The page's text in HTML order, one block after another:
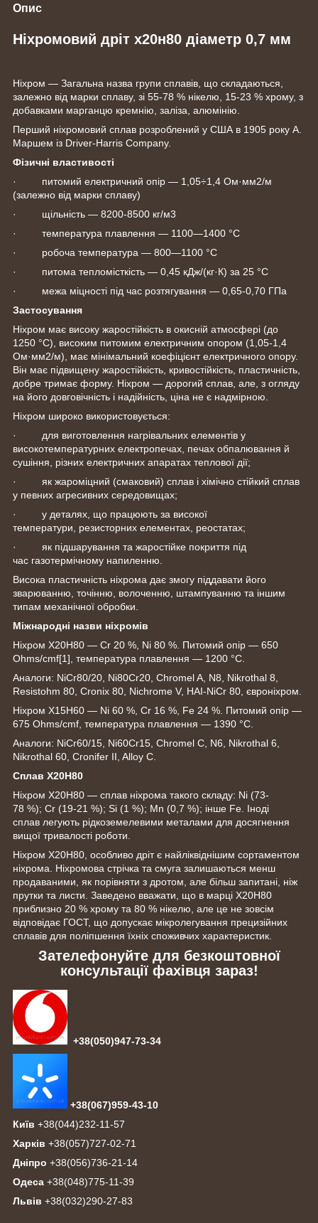
Опис
Ніхромовий дріт х20н80 діаметр 0,7 мм
Ніхром — Загальна назва групи сплавів, що складаються,
залежно від марки сплаву, зі 55-78 % нікелю, 15-23 % хрому, з
добавками марганцю кремнію, заліза, алюмінію.
Перший ніхромовий сплав розроблений у США в 1905 року А.
Маршем із Driver-Harris Company.
Фізичні властивості
· питомий електричний опір — 1,05÷1,4 Ом·мм2/м
(залежно від марки сплаву)
· щільність — 8200-8500 кг/м3
· температура плавлення — 1100—1400 °C
· робоча температура — 800—1100 °C
· питома тепломісткість — 0,45 кДж/(кг·К) за 25 °C
· межа міцності під час розтягування — 0,65-0,70 ГПа
Застосування
Ніхром має високу жаростійкість в окисній атмосфері (до
1250 °C), високим питомим електричним опором (1,05-1,4
Ом·мм2/м), має мінімальний коефіцієнт електричного опору.
Він має підвищену жаростійкість, кривостійкість, пластичність,
добре тримає форму. Ніхром — дорогий сплав, але, з огляду
на його довговічність і надійність, ціна не є надмірною.
Ніхром широко використовується:
· для виготовлення нагрівальних елементів у
високотемпературних електропечах, печах обпалювання й
сушіння, різних електричних апаратах теплової дії;
· як жароміцний (смаковий) сплав і хімічно стійкий сплав
у певних агресивних середовищах;
· у деталях, що працюють за високої
температури, резисторних елементах, реостатах;
· як підшарування та жаростійке покриття під
час газотермічному напиленню.
Висока пластичність ніхрома дає змогу піддавати його
зварюванню, точінню, волоченню, штампуванню та іншим
типам механічної обробки.
Міжнародні назви ніхромів
Ніхром Х20Н80 — Cr 20 %, Ni 80 %. Питомий опір — 650
Ohms/cmf[1], температура плавлення — 1200 °C.
Аналоги: NiCr80/20, Ni80Cr20, Chromel A, N8, Nikrothal 8,
Resistohm 80, Cronix 80, Nichrome V, HAI-NiCr 80, євроніхром.
Ніхром Х15Н60 — Ni 60 %, Cr 16 %, Fe 24 %. Питомий опір —
675 Ohms/cmf, температура плавлення — 1390 °C.
Аналоги: NiCr60/15, Ni60Cr15, Chromel C, N6, Nikrothal 6,
Nikrothal 60, Cronifer II, Alloy C.
Сплав Х20Н80
Ніхром Х20Н80 — сплав ніхрома такого складу: Ni (73-
78 %); Cr (19-21 %); Si (1 %); Mn (0,7 %); інше Fe. Іноді
сплав легують рідкоземелевими металами для досягнення
вищої тривалості роботи.
Ніхром Х20Н80, особливо дріт є найліквіднішим сортаментом
ніхрома. Ніхромова стрічка та смуга залишаються менш
продаваними, як порівняти з дротом, але більш запитані, ніж
прутки та листи. Заведено вважати, що в марці Х20Н80
приблизно 20 % хрому та 80 % нікелю, але це не зовсім
відповідає ГОСТ, що допускає мікролегування прецизійних
сплавів для поліпшення їхніх споживчих характеристик.
Зателефонуйте для безкоштовної
консультації фахівця зараз!
+38(050)947-73-34
+38(067)959-43-10
Київ +38(044)232-11-57
Харків +38(057)727-02-71
Дніпро +38(056)736-21-14
Одеса +38(048)775-11-39
Львів +38(032)290-27-83